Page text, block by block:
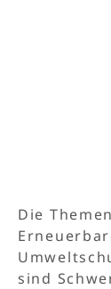
Die
sind